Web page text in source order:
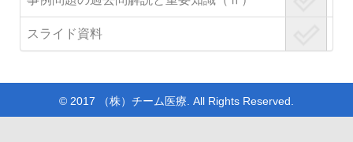
スライド資料
© 2017 （株）チーム医療. All Rights Reserved.